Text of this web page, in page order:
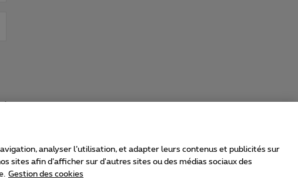
analyser l’utilisation, et adapter leurs contenus et publicités sur
sites afin d’afficher sur d'autres sites ou des médias sociaux des
Gestion des cookies